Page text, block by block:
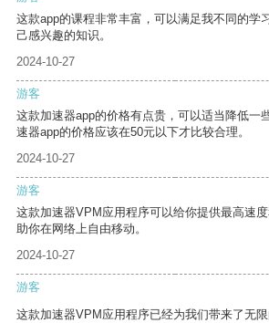
这款app的课程非常丰富，可以满足我不同的学
己感兴趣的知识。
2024-10-27
游客
这款加速器app的价格有点贵，可以适当降低一
速器app的价格应该在50元以下才比较合理。
2024-10-27
游客
这款加速器VPM应用程序可以给你提供最高速
助你在网络上自由移动。
2024-10-27
游客
这款加速器VPM应用程序已经为我们带来了无限